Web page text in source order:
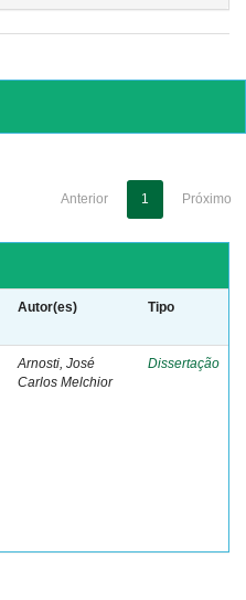
Anterior 1 Próximo
Autor(es) Tipo
Arnosti, José
Carlos Melchior
Dissertação